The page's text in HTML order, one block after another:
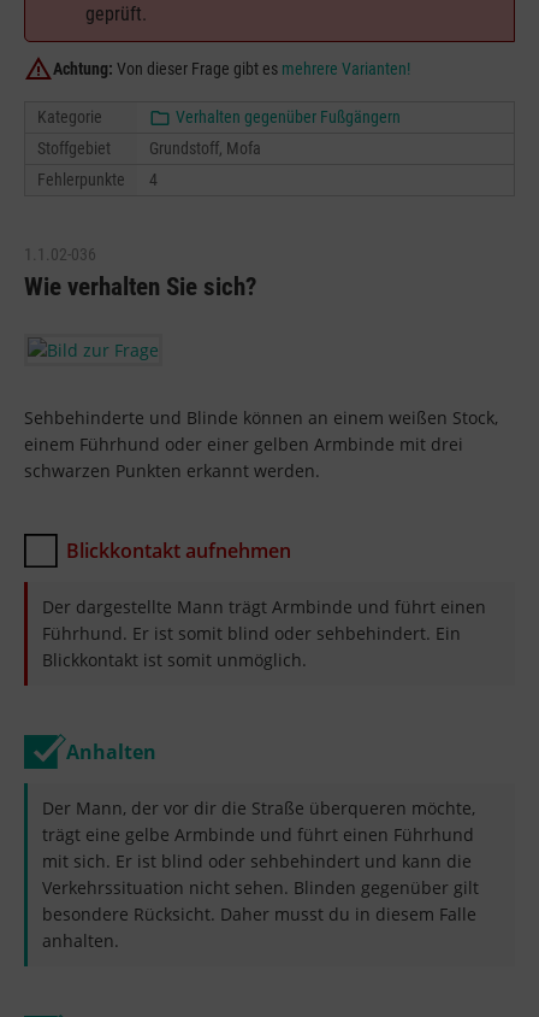
geprüft.
Achtung: Von dieser Frage gibt es mehrere Varianten!
Kategorie
Verhalten gegenüber Fußgängern
Stoffgebiet
Grundstoff, Mofa
Fehlerpunkte
4
1.1.02-036
Wie verhalten Sie sich?
Sehbehinderte und Blinde können an einem weißen Stock,
einem Führhund oder einer gelben Armbinde mit drei
schwarzen Punkten erkannt werden.
Blickkontakt aufnehmen
Der dargestellte Mann trägt Armbinde und führt einen
Führhund. Er ist somit blind oder sehbehindert. Ein
Blickkontakt ist somit unmöglich.
Anhalten
Der Mann, der vor dir die Straße überqueren möchte,
trägt eine gelbe Armbinde und führt einen Führhund
mit sich. Er ist blind oder sehbehindert und kann die
Verkehrssituation nicht sehen. Blinden gegenüber gilt
besondere Rücksicht. Daher musst du in diesem Falle
anhalten.